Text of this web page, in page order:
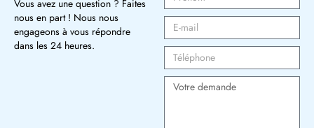
Vous avez une question ? Faites
nous en part ! Nous nous
engageons à vous répondre
dans les 24 heures.